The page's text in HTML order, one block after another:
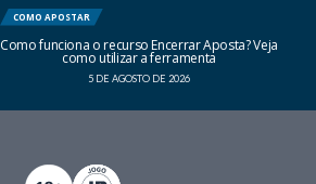
COMO APOSTAR
Como funciona o recurso Encerrar Aposta? Veja
como utilizar a ferramenta
5 DE AGOSTO DE 2026